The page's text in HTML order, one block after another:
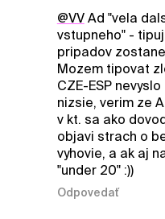
@VVAd "vela
vstupneho" -
pripadov
Mozem tipovat
CZE-ESP
nizsie, verim ze
v kt. sa ako
objavi strach o
vyhovie, a ak aj
"under 20" :))
Odpovedať